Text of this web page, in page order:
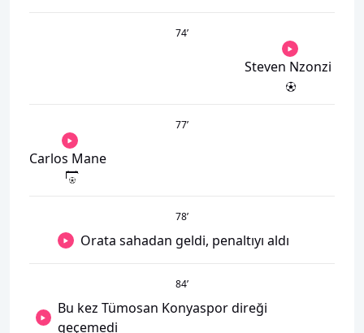
74’
Steven Nzonzi
77’
Carlos Mane
78’
Orata sahadan geldi, penaltıyı aldı
84’
Bu kez Tümosan Konyaspor direği
geçemedi